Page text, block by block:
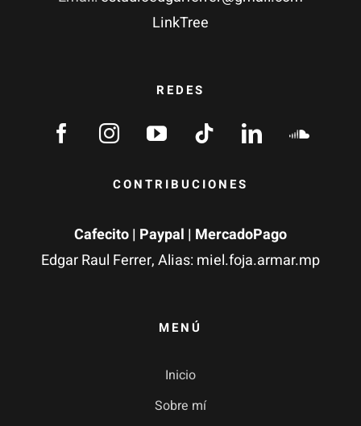
LinkTree
REDES
CONTRIBUCIONES
Cafecito| Paypal | MercadoPago
Edgar Raul Ferrer, Alias: miel.foja.armar.mp
MENÚ
Inicio
Sobre mí